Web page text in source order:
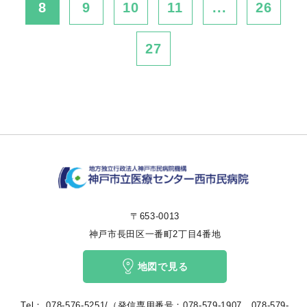
8 9 10 11 ... 26
27
〒653-0013
神戸市長田区一番町2丁目4番地
地図で見る